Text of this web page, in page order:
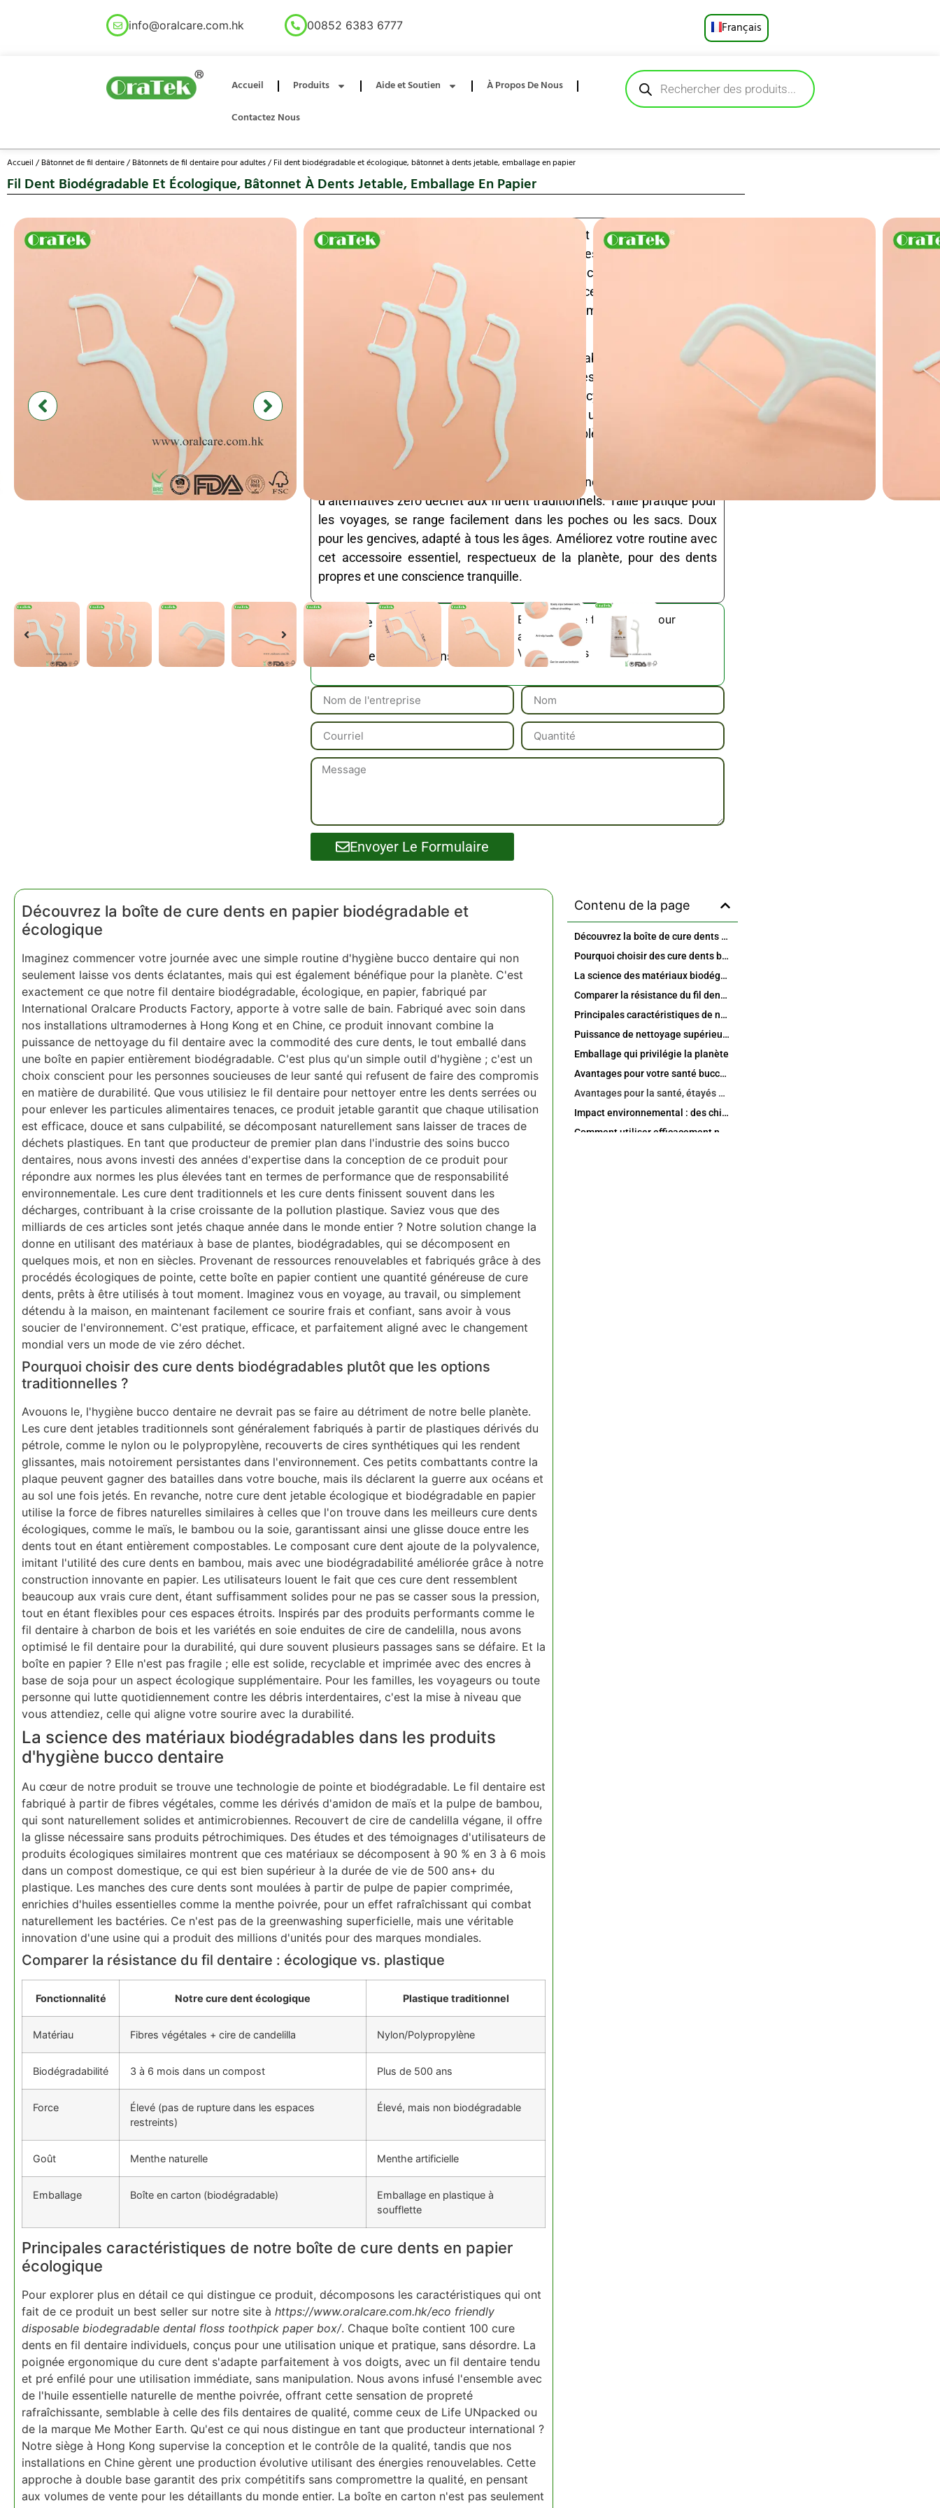
info@oralcare.com.hk 00852 6383 6777
Français
Русский
Português
Accueil Produits Aide et Soutien
À Propos De Nous
Contactez Nous
Accueil / Bâtonnet de fil dentaire/ Bâtonnets de fil dentaire pour adultes/ Fil dent biodégradable et écologique, bâtonnet à dents jetable, emballage en papier
Fil Dent Biodégradable Et Écologique, Bâtonnet À Dents Jetable, Emballage En Papier
Fil dent écologique et biodégradable, cure dent en papier. Fabriqué à
partir de matériaux de papier à base de plantes durables, ce produit
innovant 2 en 1 combine un fil dent doux et des cure dents solides pour
une hygiène bucco dentaire efficace en déplacement. Parfait pour le
nettoyage quotidien entre les dents et pour éliminer les particules de
nourriture sans déchets plastiques.
Complètement biodégradable et compostable, se décompose
naturellement en quelques semaines ; design jetable pour la
commodité ; emballage compact en papier recyclable et léger. Cure
dents hygiéniques et sans éclats, associés à un fil dent résistant à
l’effilochage, garantissent une élimination complète de la plaque et un
Idéal pour les utilisateurs soucieux de l’environnement, à la recherche
d’alternatives zéro déchet aux fil dent traditionnels. Taille pratique pour
les voyages, se range facilement dans les poches ou les sacs. Doux
pour les gencives, adapté à tous les âges. Améliorez votre routine avec
cet accessoire essentiel, respectueux de la planète, pour des dents
propres et une conscience tranquille.
Catégorie :
Bâtonnets de fil dentaire pour
adultes
Référence / Échantillons : Veuillez Nous Contacter
Envoyer Le Formulaire
Découvrez la boîte de cure dents en papier biodégradable et
écologique
Imaginez commencer votre journée avec une simple routine d'hygiène bucco dentaire qui non
seulement laisse vos dents éclatantes, mais qui est également bénéfique pour la planète. C'est
exactement ce que notre fil dentaire biodégradable, écologique, en papier, fabriqué par
International Oralcare Products Factory, apporte à votre salle de bain. Fabriqué avec soin dans
nos installations ultramodernes à Hong Kong et en Chine, ce produit innovant combine la
puissance de nettoyage du fil dentaire avec la commodité des cure dents, le tout emballé dans
une boîte en papier entièrement biodégradable. C'est plus qu'un simple outil d'hygiène ; c'est un
choix conscient pour les personnes soucieuses de leur santé qui refusent de faire des compromis
en matière de durabilité. Que vous utilisiez le fil dentaire pour nettoyer entre les dents serrées ou
pour enlever les particules alimentaires tenaces, ce produit jetable garantit que chaque utilisation
est efficace, douce et sans culpabilité, se décomposant naturellement sans laisser de traces de
déchets plastiques. En tant que producteur de premier plan dans l'industrie des soins bucco
dentaires, nous avons investi des années d'expertise dans la conception de ce produit pour
répondre aux normes les plus élevées tant en termes de performance que de responsabilité
environnementale. Les cure dent traditionnels et les cure dents finissent souvent dans les
décharges, contribuant à la crise croissante de la pollution plastique. Saviez vous que des
milliards de ces articles sont jetés chaque année dans le monde entier ? Notre solution change la
donne en utilisant des matériaux à base de plantes, biodégradables, qui se décomposent en
quelques mois, et non en siècles. Provenant de ressources renouvelables et fabriqués grâce à des
procédés écologiques de pointe, cette boîte en papier contient une quantité généreuse de cure
dents, prêts à être utilisés à tout moment. Imaginez vous en voyage, au travail, ou simplement
détendu à la maison, en maintenant facilement ce sourire frais et confiant, sans avoir à vous
soucier de l'environnement. C'est pratique, efficace, et parfaitement aligné avec le changement
mondial vers un mode de vie zéro déchet.
Pourquoi choisir des cure dents biodégradables plutôt que les options
traditionnelles ?
Avouons le, l'hygiène bucco dentaire ne devrait pas se faire au détriment de notre belle planète.
Les cure dent jetables traditionnels sont généralement fabriqués à partir de plastiques dérivés du
pétrole, comme le nylon ou le polypropylène, recouverts de cires synthétiques qui les rendent
glissantes, mais notoirement persistantes dans l'environnement. Ces petits combattants contre la
plaque peuvent gagner des batailles dans votre bouche, mais ils déclarent la guerre aux océans et
au sol une fois jetés. En revanche, notre cure dent jetable écologique et biodégradable en papier
utilise la force de fibres naturelles similaires à celles que l'on trouve dans les meilleurs cure dents
écologiques, comme le maïs, le bambou ou la soie, garantissant ainsi une glisse douce entre les
dents tout en étant entièrement compostables. Le composant cure dent ajoute de la polyvalence,
imitant l'utilité des cure dents en bambou, mais avec une biodégradabilité améliorée grâce à notre
construction innovante en papier. Les utilisateurs louent le fait que ces cure dent ressemblent
beaucoup aux vrais cure dent, étant suffisamment solides pour ne pas se casser sous la pression,
tout en étant flexibles pour ces espaces étroits. Inspirés par des produits performants comme le
fil dentaire à charbon de bois et les variétés en soie enduites de cire de candelilla, nous avons
optimisé le fil dentaire pour la durabilité, qui dure souvent plusieurs passages sans se défaire. Et la
boîte en papier ? Elle n'est pas fragile ; elle est solide, recyclable et imprimée avec des encres à
base de soja pour un aspect écologique supplémentaire. Pour les familles, les voyageurs ou toute
personne qui lutte quotidiennement contre les débris interdentaires, c'est la mise à niveau que
vous attendiez, celle qui aligne votre sourire avec la durabilité.
La science des matériaux biodégradables dans les produits
d'hygiène bucco dentaire
Au cœur de notre produit se trouve une technologie de pointe et biodégradable. Le fil dentaire est
fabriqué à partir de fibres végétales, comme les dérivés d'amidon de maïs et la pulpe de bambou,
qui sont naturellement solides et antimicrobiennes. Recouvert de cire de candelilla végane, il offre
la glisse nécessaire sans produits pétrochimiques. Des études et des témoignages d'utilisateurs de
produits écologiques similaires montrent que ces matériaux se décomposent à 90 % en 3 à 6 mois
dans un compost domestique, ce qui est bien supérieur à la durée de vie de 500 ans+ du
plastique. Les manches des cure dents sont moulées à partir de pulpe de papier comprimée,
enrichies d'huiles essentielles comme la menthe poivrée, pour un effet rafraîchissant qui combat
naturellement les bactéries. Ce n'est pas de la greenwashing superficielle, mais une véritable
innovation d'une usine qui a produit des millions d'unités pour des marques mondiales.
Comparer la résistance du fil dentaire : écologique vs. plastique
Fonctionnalité Notre cure dent écologique Plastique traditionnel
Matériau Fibres végétales + cire de candelilla Nylon/Polypropylène
Biodégradabilité 3 à 6 mois dans un compost Plus de 500 ans
Force
Élevé (pas de rupture dans les espaces
restreints)
Élevé, mais non biodégradable
Goût Menthe naturelle Menthe artificielle
Emballage Boîte en carton (biodégradable)
Emballage en plastique à
soufflette
Principales caractéristiques de notre boîte de cure dents en papier
écologique
Pour explorer plus en détail ce qui distingue ce produit, décomposons les caractéristiques qui ont
fait de ce produit un best seller sur notre site à https://www.oralcare.com.hk/eco friendly
disposable biodegradable dental floss toothpick paper box/. Chaque boîte contient 100 cure
dents en fil dentaire individuels, conçus pour une utilisation unique et pratique, sans désordre. La
poignée ergonomique du cure dent s'adapte parfaitement à vos doigts, avec un fil dentaire tendu
et pré enfilé pour une utilisation immédiate, sans manipulation. Nous avons infusé l'ensemble avec
de l'huile essentielle naturelle de menthe poivrée, offrant cette sensation de propreté
rafraîchissante, semblable à celle des fils dentaires de qualité, comme ceux de Life UNpacked ou
de la marque Me Mother Earth. Qu'est ce qui nous distingue en tant que producteur international ?
Notre siège à Hong Kong supervise la conception et le contrôle de la qualité, tandis que nos
installations en Chine gèrent une production évolutive utilisant des énergies renouvelables. Cette
approche à double base garantit des prix compétitifs sans compromettre la qualité, en pensant
aux volumes de vente pour les détaillants du monde entier. La boîte en carton n'est pas seulement
Contenu de la page
Découvrez la boîte de cure dents en papier biodégradable et écologique
Pourquoi choisir des cure dents biodégradables plutôt que les options traditionnelles ?
La science des matériaux biodégradables dans les produits d'hygiène bucco dentaire
Comparer la résistance du fil dentaire : écologique vs. plastique
Principales caractéristiques de notre boîte de cure dents en papier écologique
Puissance de nettoyage supérieure pour tous les espaces interdentaires
Emballage qui privilégie la planète
Avantages pour votre santé bucco dentaire et l'environnement
Avantages pour la santé, étayés par les témoignages des utilisateurs
Impact environnemental : des chiffres qui comptent